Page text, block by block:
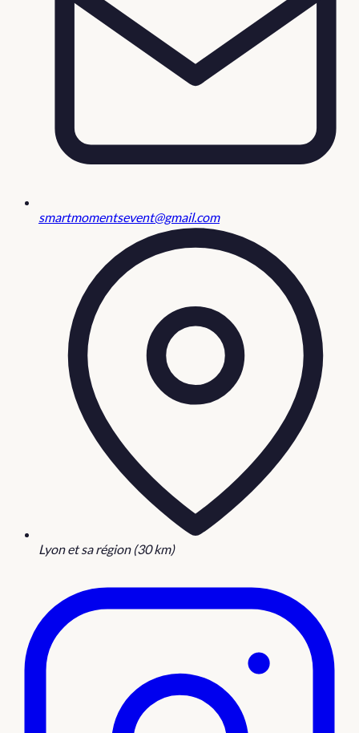
smartmomentsevent@gmail.com
Lyon et sa région (30 km)